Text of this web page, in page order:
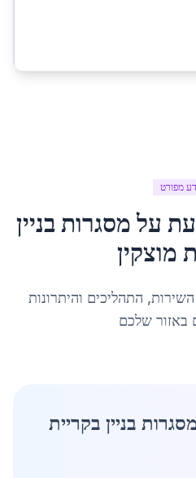
מפורט
עלמסגרות בניין
מוצקין
התהליכים והיתרונות
באזור שלכם
בניין בקריית